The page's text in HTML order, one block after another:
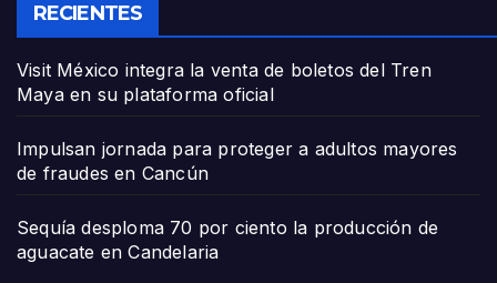
RECIENTES
Visit México integra la venta de boletos del Tren
Maya en su plataforma oficial
Impulsan jornada para proteger a adultos mayores
de fraudes en Cancún
Sequía desploma 70 por ciento la producción de
aguacate en Candelaria